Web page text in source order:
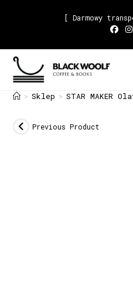
[ Darmowy
> Sklep > STAR MAKER
Previous Product